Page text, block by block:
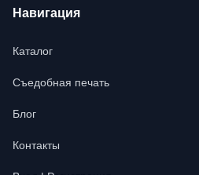
Навигация
Каталог
Съедобная печать
Блог
Контакты